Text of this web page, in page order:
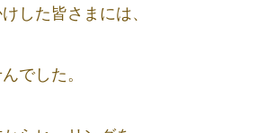
した皆さまには、
でした。